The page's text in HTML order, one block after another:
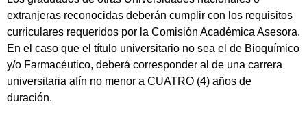
extranjeras reconocidas deberán cumplir con los requisitos
curriculares requeridos por la Comisión Académica Asesora.
En el caso que el título universitario no sea el de Bioquímico
y/o Farmacéutico, deberá corresponder al de una carrera
universitaria afín no menor a CUATRO (4) años de
duración.